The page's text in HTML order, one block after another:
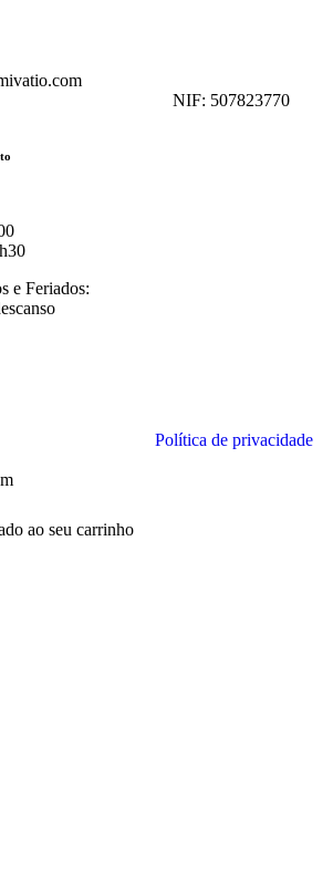
096 503 NIF: 507823770
e Feriados:
Política de privacidade
ao seu carrinho